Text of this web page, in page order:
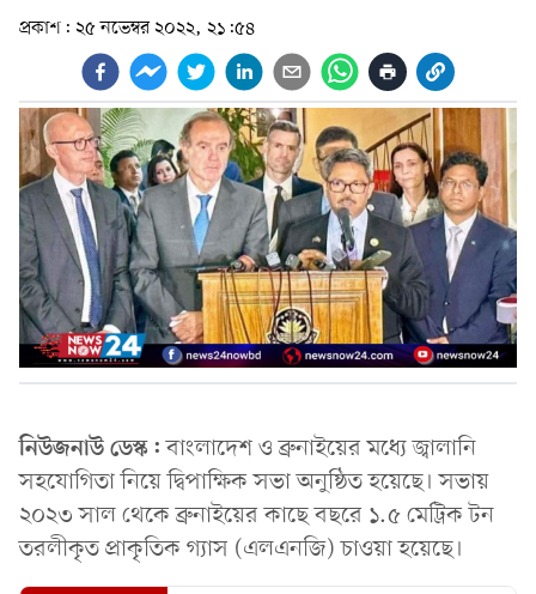
প্রকাশ: ২৫ নভেম্বর ২০২২, ২১:৫৪
নিউজনাউ ডেস্ক:বাংলাদেশ ও ব্রুনাইয়ের মধ্যে জ্বালানি
সহযোগিতা নিয়ে দ্বিপাক্ষিক সভা অনুষ্ঠিত হয়েছে। সভায়
২০২৩ সাল থেকে ব্রুনাইয়ের কাছে বছরে ১.৫ মেট্রিক টন
তরলীকৃত প্রাকৃতিক গ্যাস (এলএনজি) চাওয়া হয়েছে।